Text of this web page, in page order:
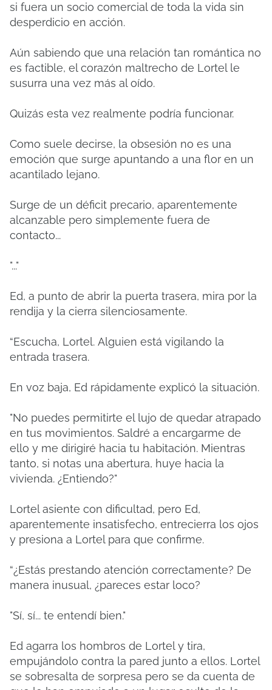
si fuera un socio comercial de toda la vida sin
desperdicio en acción.
Aún sabiendo que una relación tan romántica no
es factible, el corazón maltrecho de Lortel le
susurra una vez más al oído.
Quizás esta vez realmente podría funcionar.
Como suele decirse, la obsesión no es una
emoción que surge apuntando a una flor en un
acantilado lejano.
Surge de un déficit precario, aparentemente
alcanzable pero simplemente fuera de
contacto...
"..."
Ed, a punto de abrir la puerta trasera, mira por la
rendija y la cierra silenciosamente.
“Escucha, Lortel. Alguien está vigilando la
entrada trasera.
En voz baja, Ed rápidamente explicó la situación.
"No puedes permitirte el lujo de quedar atrapado
en tus movimientos. Saldré a encargarme de
ello y me dirigiré hacia tu habitación. Mientras
tanto, si notas una abertura, huye hacia la
vivienda. ¿Entiendo?"
Lortel asiente con dificultad, pero Ed,
aparentemente insatisfecho, entrecierra los ojos
y presiona a Lortel para que confirme.
“¿Estás prestando atención correctamente? De
manera inusual, ¿pareces estar loco?
"Sí, sí... te entendí bien."
Ed agarra los hombros de Lortel y tira,
empujándolo contra la pared junto a ellos. Lortel
se sobresalta de sorpresa pero se da cuenta de